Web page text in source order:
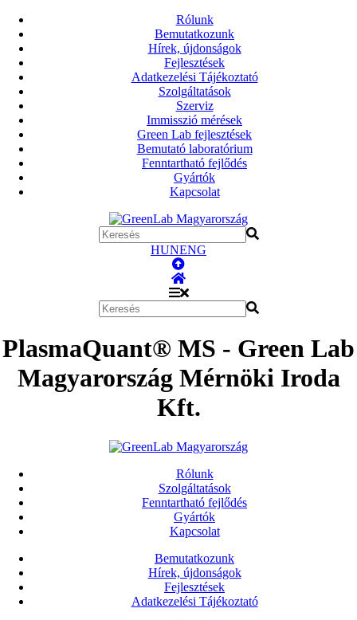
Rólunk
Bemutatkozunk
Hírek, újdonságok
Fejlesztések
Adatkezelési Tájékoztató
Szolgáltatások
Szerviz
Immisszió mérések
Green Lab fejlesztések
Bemutató laboratórium
Fenntartható fejlődés
Gyártók
Kapcsolat
HUNENG
PlasmaQuant® MS - Green Lab
Magyarország Mérnöki Iroda
Kft.
Rólunk
Szolgáltatások
Fenntartható fejlődés
Gyártók
Kapcsolat
Bemutatkozunk
Hírek, újdonságok
Fejlesztések
Adatkezelési Tájékoztató